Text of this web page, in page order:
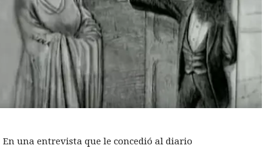
En una entrevista que le concedió al diario